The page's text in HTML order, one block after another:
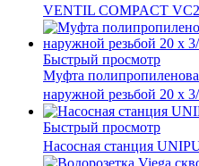
VENTIL COMPACT
Быстрый просмотр
Муфта
наружной резьбой 20 x
Быстрый просмотр
Насосная станция